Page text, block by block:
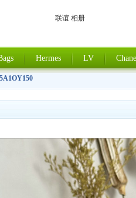
联谊 相册
Hermes LV
上一张